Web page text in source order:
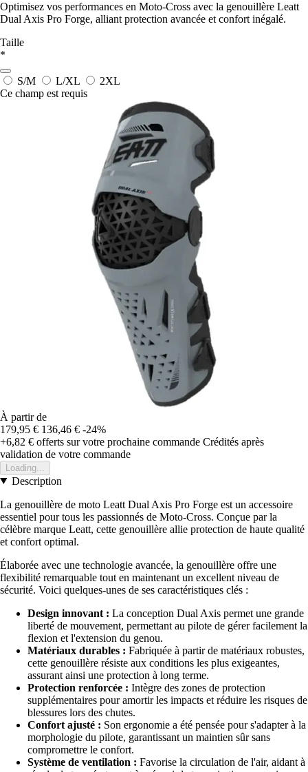
Optimisez vos performances en Moto-Cross avec la genouillère Leatt
Dual Axis Pro Forge, alliant protection avancée et confort inégalé.
Taille
*
S/M L/XL
2XL
Ce champ est requis
À partir de
179,95 € 136,46 € -24%
+6,82 € offerts sur votre prochaine commande Crédités après
validation de votre commande
Loading...
Description
La genouillère de moto Leatt Dual Axis Pro Forge est un accessoire
essentiel pour tous les passionnés de Moto-Cross. Conçue par la
célèbre marque Leatt, cette genouillère allie protection de haute qualité
et confort optimal.
Élaborée avec une technologie avancée, la genouillère offre une
flexibilité remarquable tout en maintenant un excellent niveau de
sécurité. Voici quelques-unes de ses caractéristiques clés :
Design innovant : La conception Dual Axis permet une grande
liberté de mouvement, permettant au pilote de gérer facilement la
flexion et l'extension du genou.
Matériaux durables : Fabriquée à partir de matériaux robustes,
cette genouillère résiste aux conditions les plus exigeantes,
assurant ainsi une protection à long terme.
Protection renforcée : Intègre des zones de protection
supplémentaires pour amortir les impacts et réduire les risques de
blessures lors des chutes.
Confort ajusté : Son ergonomie a été pensée pour s'adapter à la
morphologie du pilote, garantissant un maintien sûr sans
compromettre le confort.
Système de ventilation : Favorise la circulation de l'air, aidant à